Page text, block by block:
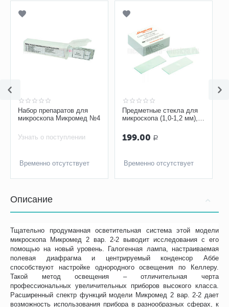
Набор препаратов для
микроскопа Микромед №4
Узнать о поступлении
Временно отсутствует
Предметные стекла для
микроскопа (1,0-1,2 мм),
199.00 Р
Временно отсутствует
Описание
Тщательно продуманная осветительная система этой модели
микроскопа Микромед 2 вар. 2-2 выводит исследования с его
помощью на новый уровень. Галогенная лампа, настраиваемая
полевая диафрагма и центрируемый конденсор Аббе
способствуют настройке однородного освещения по Келлеру.
Такой метод освещения – отличительная черта
профессиональных увеличительных приборов высокого класса.
Расширенный спектр функций модели Микромед 2 вар. 2-2 дает
возможность использования прибора в разнообразных сферах, к